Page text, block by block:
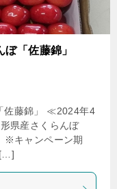
「佐藤錦」
佐藤錦」 ≪2024年4
県産さくらんぼ
※キャンペーン期